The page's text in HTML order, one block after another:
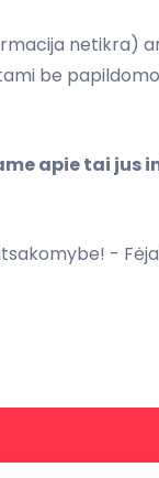
netikra)
be
apie tai jus
-